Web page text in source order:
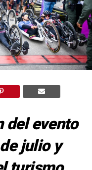
del evento
julio y